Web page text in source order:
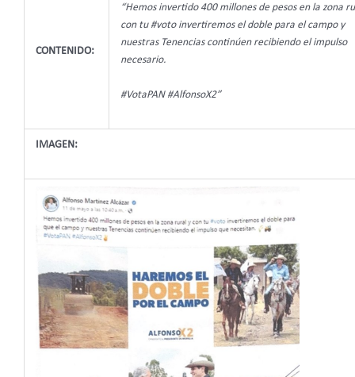
CONTENIDO:
“Hemos invertido 400 millones de pesos en la zona
con tu #voto invertiremos el doble para el campo y
nuestras Tenencias continúen recibiendo el impulso
necesario.
#VotaPAN #AlfonsoX2”
IMAGEN: